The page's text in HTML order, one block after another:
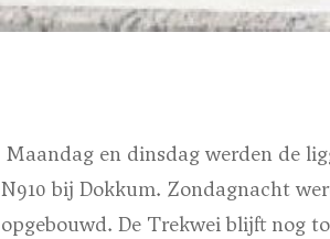
Maandag en dinsdag werden de
N910 bij Dokkum. Zondagnacht
opgebouwd. De Trekwei blijft nog